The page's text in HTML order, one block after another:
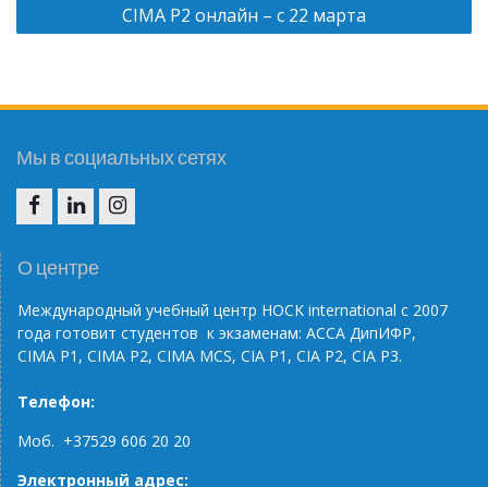
CIMA P2 онлайн – c 22 марта
Мы в социальных сетях
О центре
Международный учебный центр НОСK international с 2007
года готовит студентов к экзаменам: АССА ДипИФР,
CIMA P1, CIMA P2, CIMA MCS, СIA P1, CIA P2, CIA P3.
Телефон:
Моб. +37529 606 20 20
Электронный адрес: